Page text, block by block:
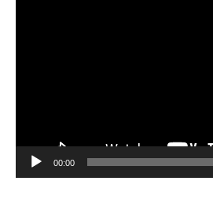
00:00